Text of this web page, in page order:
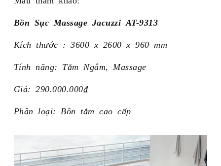
Bồn Sục Massage Jacuzzi AT-9313
Kích thước : 3600 x 2600 x 960 mm
Tính năng: Tắm Ngâm, Massage
Giá: 290.000.000₫
Phân loại: Bôn tắm cao cấp